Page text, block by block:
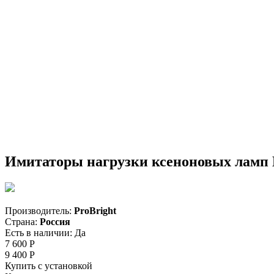
Имитаторы нагрузки ксеноновых ламп
Производитель: ProBright
Страна: Россия
Есть в наличии: Да
7 600 Р
9 400 Р
Купить с установкой